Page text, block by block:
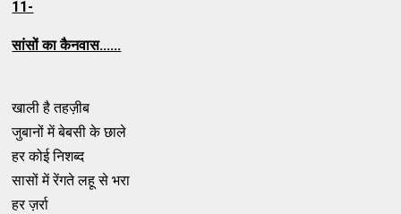
11-
सांसों का कैनवास......
खाली है तहज़ीब
जुबानों में बेबसी के छाले
हर कोई निशब्द
सासों में रेंगते लहू से भरा
हर ज़र्रा